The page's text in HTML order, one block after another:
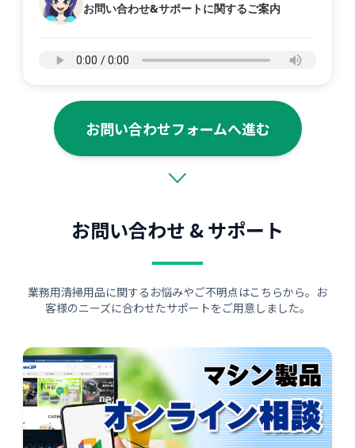
お問い合わせ&サポートに関するご案内
お問い合わせフォームへ進む
お問い合わせ & サポート
業務用清掃用品に関するお悩みやご不明点はこちらから。お
客様のニーズに合わせたサポートをご用意しました。